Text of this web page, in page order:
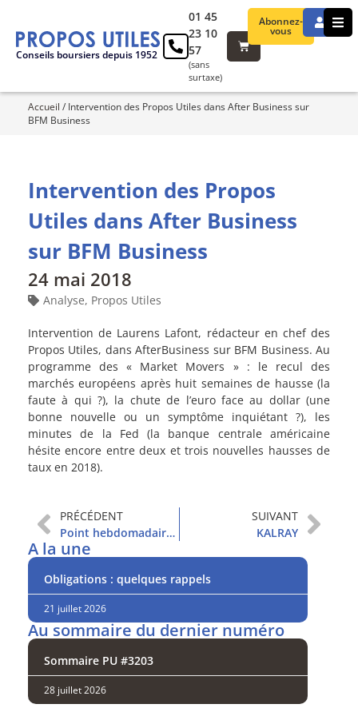
Conseils boursiers depuis 1952
Abonnez-
vous
01 45
23 10
57
(sans
surtaxe)
Accueil / Intervention des Propos Utiles dans After Business sur
BFM Business
Intervention des Propos
Utiles dans After Business
sur BFM Business
24 mai 2018
Analyse, Propos Utiles
Intervention de Laurens Lafont, rédacteur en chef des
Propos Utiles, dans AfterBusiness sur BFM Business. Au
programme des « Market Movers » : le recul des
marchés européens après huit semaines de hausse (la
faute à qui ?), la chute de l’euro face au dollar (une
bonne nouvelle ou un symptôme inquiétant ?), les
minutes de la Fed (la banque centrale américaine
hésite encore entre deux et trois nouvelles hausses de
taux en 2018).
PRÉCÉDENT
Point hebdomadaire et sommaire
SUIVANT
KALRAY
A la une
Obligations : quelques rappels
21 juillet 2026
Au sommaire du dernier numéro
Sommaire PU #3203
28 juillet 2026